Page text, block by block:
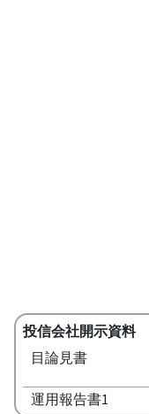
投信会社開示資料
目論見書
運用報告書1